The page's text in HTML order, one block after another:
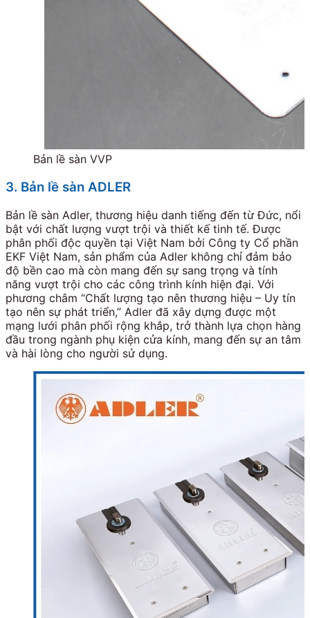
Bản lề sàn VVP
3. Bản lề sàn ADLER
Bản lề sàn Adler, thương hiệu danh tiếng đến từ Đức, nổi
bật với chất lượng vượt trội và thiết kế tinh tế. Được
phân phối độc quyền tại Việt Nam bởi Công ty Cổ phần
EKF Việt Nam, sản phẩm của Adler không chỉ đảm bảo
độ bền cao mà còn mang đến sự sang trọng và tính
năng vượt trội cho các công trình kính hiện đại. Với
phương châm “Chất lượng tạo nên thương hiệu – Uy tín
tạo nên sự phát triển,” Adler đã xây dựng được một
mạng lưới phân phối rộng khắp, trở thành lựa chọn hàng
đầu trong ngành phụ kiện cửa kính, mang đến sự an tâm
và hài lòng cho người sử dụng.